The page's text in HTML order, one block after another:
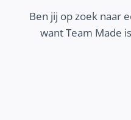
Ben jij op zoek naar
want Team Made